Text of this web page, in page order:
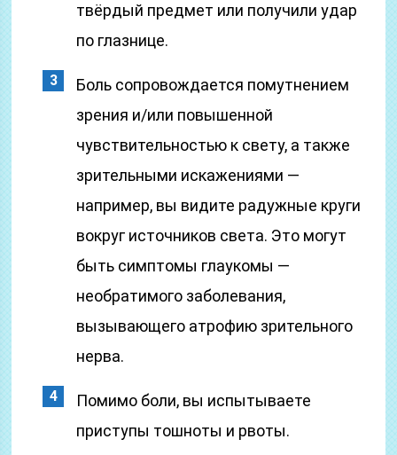
твёрдый предмет или получили удар
по глазнице.
Боль сопровождается помутнением
зрения и/или повышенной
чувствительностью к свету, а также
зрительными искажениями —
например, вы видите радужные круги
вокруг источников света. Это могут
быть симптомы глаукомы —
необратимого заболевания,
вызывающего атрофию зрительного
нерва.
Помимо боли, вы испытываете
приступы тошноты и рвоты.